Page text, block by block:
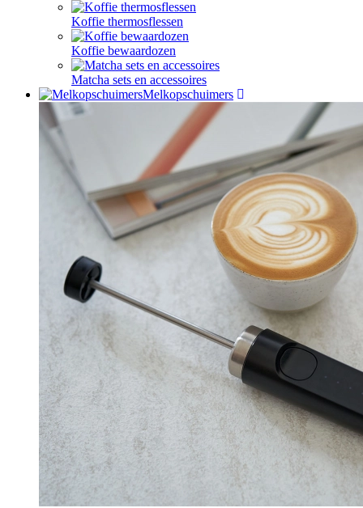
Koffie thermosflessen
Koffie bewaardozen
Matcha sets en accessoires
Melkopschuimers